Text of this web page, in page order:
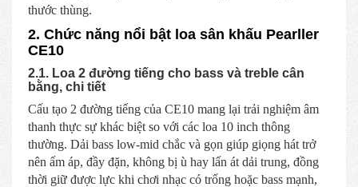
thước thùng.
2. Chức năng nổi bật loa sân khấu Pearller
CE10
2.1. Loa 2 đường tiếng cho bass và treble cân
bằng, chi tiết
Cấu tạo 2 đường tiếng của CE10 mang lại trải nghiệm âm
thanh thực sự khác biệt so với các loa 10 inch thông
thường. Dải bass low-mid chắc và gọn giúp giọng hát trở
nên ấm áp, đầy đặn, không bị ù hay lấn át dải trung, đồng
thời giữ được lực khi chơi nhạc có trống hoặc bass mạnh,